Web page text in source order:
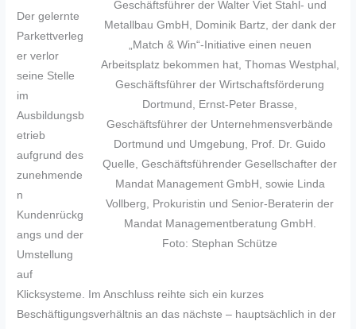
Geschäftsführer der Walter Viet Stahl- und
Metallbau GmbH, Dominik Bartz, der dank der
„Match & Win“-Initiative einen neuen
Arbeitsplatz bekommen hat, Thomas Westphal,
Geschäftsführer der Wirtschaftsförderung
Dortmund, Ernst-Peter Brasse,
Geschäftsführer der Unternehmensverbände
Dortmund und Umgebung, Prof. Dr. Guido
Quelle, Geschäftsführender Gesellschafter der
Mandat Management GmbH, sowie Linda
Vollberg, Prokuristin und Senior-Beraterin der
Mandat Managementberatung GmbH.
Foto: Stephan Schütze
Der gelernte
Parkettverleg
er verlor
seine Stelle
im
Ausbildungsb
etrieb
aufgrund des
zunehmende
n
Kundenrückg
angs und der
Umstellung
auf
Klicksysteme. Im Anschluss reihte sich ein kurzes
Beschäftigungsverhältnis an das nächste – hauptsächlich in der